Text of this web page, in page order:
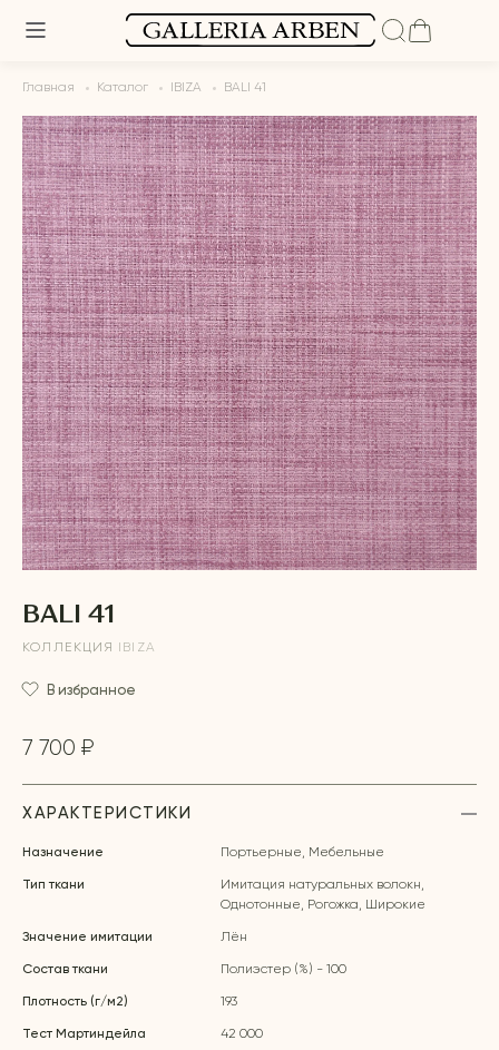
Главная Каталог IBIZA BALI 41
BALI 41
КОЛЛЕКЦИЯ IBIZA
В избранное
7 700 ₽
ХАРАКТЕРИСТИКИ
Назначение Портьерные, Мебельные
Тип ткани
Имитация натуральных волокн,
Однотонные, Рогожка, Широкие
Значение имитации Лён
Состав ткани Полиэстер (%) - 100
Плотность (г/м2) 193
Тест Мартиндейла 42 000